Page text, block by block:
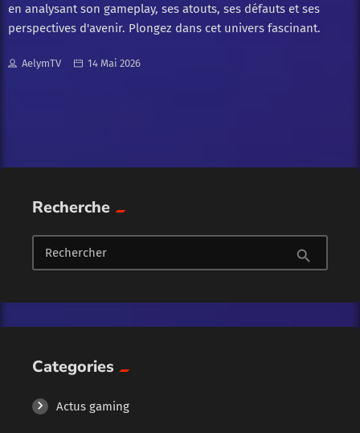
en analysant son gameplay, ses atouts, ses défauts et ses
perspectives d'avenir. Plongez dans cet univers fascinant.
AelymTV 14 Mai 2026
Recherche
Rechercher search
Categories
Actus gaming